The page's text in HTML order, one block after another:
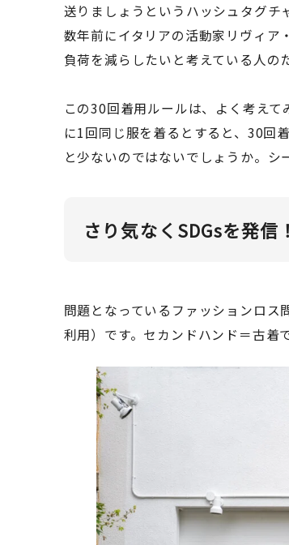
送りましょうというハッシュタグチ
数年前にイタリアの活動家リヴィ
負荷を減らしたいと考えている人の
この30回着用ルールは、よく考え
に1回同じ服を着るとすると、30回
と少ないのではないでしょうか。シ
さり気なくSDGsを発
問題となっているファッションロ
利用）です。セカンドハンド＝古着